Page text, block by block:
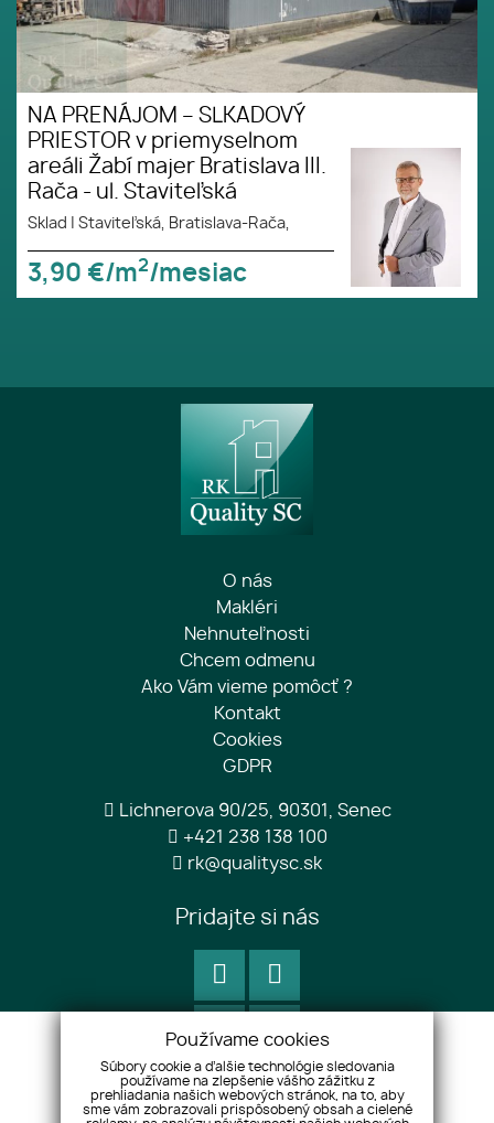
NA PRENÁJOM – SLKADOVÝ
PRIESTOR v priemyselnom
areáli Žabí majer Bratislava III.
Rača - ul. Staviteľská
Sklad Staviteľská, Bratislava-Rača,
3,90 €/m2/mesiac
O nás
Makléri
Nehnuteľnosti
Chcem odmenu
Ako Vám vieme pomôcť ?
Kontakt
Cookies
GDPR
Lichnerova 90/25, 90301, Senec
+421 238 138 100
rk@qualitysc.sk
Pridajte si nás
Používame cookies
Súbory cookie a ďalšie technológie sledovania
používame na zlepšenie vášho zážitku z
prehliadania našich webových stránok, na to, aby
sme vám zobrazovali prispôsobený obsah a cielené